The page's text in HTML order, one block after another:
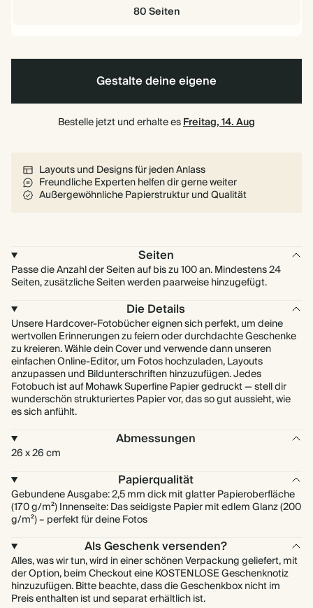
80 Seiten
Gestalte deine eigene
Bestelle jetzt und erhalte esFreitag, 14. Aug
Layouts und Designs für jeden Anlass
Freundliche Experten helfen dir gerne weiter
Außergewöhnliche Papierstruktur und Qualität
Seiten
Passe die Anzahl der Seiten auf bis zu 100 an. Mindestens 24
Seiten, zusätzliche Seiten werden paarweise hinzugefügt.
Die Details
Unsere Hardcover-Fotobücher eignen sich perfekt, um deine
wertvollen Erinnerungen zu feiern oder durchdachte Geschenke
zu kreieren. Wähle dein Cover und verwende dann unseren
einfachen Online-Editor, um Fotos hochzuladen, Layouts
anzupassen und Bildunterschriften hinzuzufügen. Jedes
Fotobuch ist auf Mohawk Superfine Papier gedruckt — stell dir
wunderschön strukturiertes Papier vor, das so gut aussieht, wie
es sich anfühlt.
Abmessungen
26 x 26 cm
Papierqualität
Gebundene Ausgabe: 2,5 mm dick mit glatter Papieroberfläche
(170 g/m²) Innenseite: Das seidigste Papier mit edlem Glanz (200
g/m²) – perfekt für deine Fotos
Als Geschenk versenden?
Alles, was wir tun, wird in einer schönen Verpackung geliefert, mit
der Option, beim Checkout eine KOSTENLOSE Geschenknotiz
hinzuzufügen. Bitte beachte, dass die Geschenkbox nicht im
Preis enthalten ist und separat erhältlich ist.